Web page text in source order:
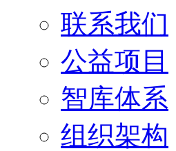
联系我们
公益项目
智库体系
组织架构